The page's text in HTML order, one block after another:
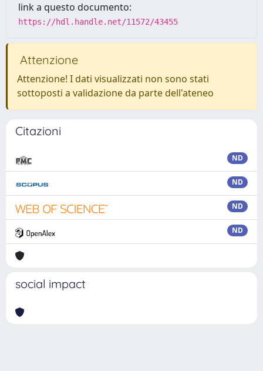
link a questo documento:
https://hdl.handle.net/11572/43455
Attenzione
Attenzione! I dati visualizzati non sono stati
sottoposti a validazione da parte dell'ateneo
Citazioni
ND
ND
ND
ND
social impact